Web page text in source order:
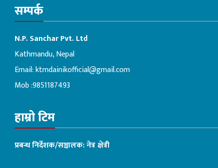
सम्पर्क
N.P. Sanchar Pvt. Ltd
Kathmandu, Nepal
Email:ktmdainikofficial@gmail.com
Mob :9851187493
हाम्रो टिम
प्रबन्ध निर्देशक/सञ्चालक: नेत्र क्षेत्री